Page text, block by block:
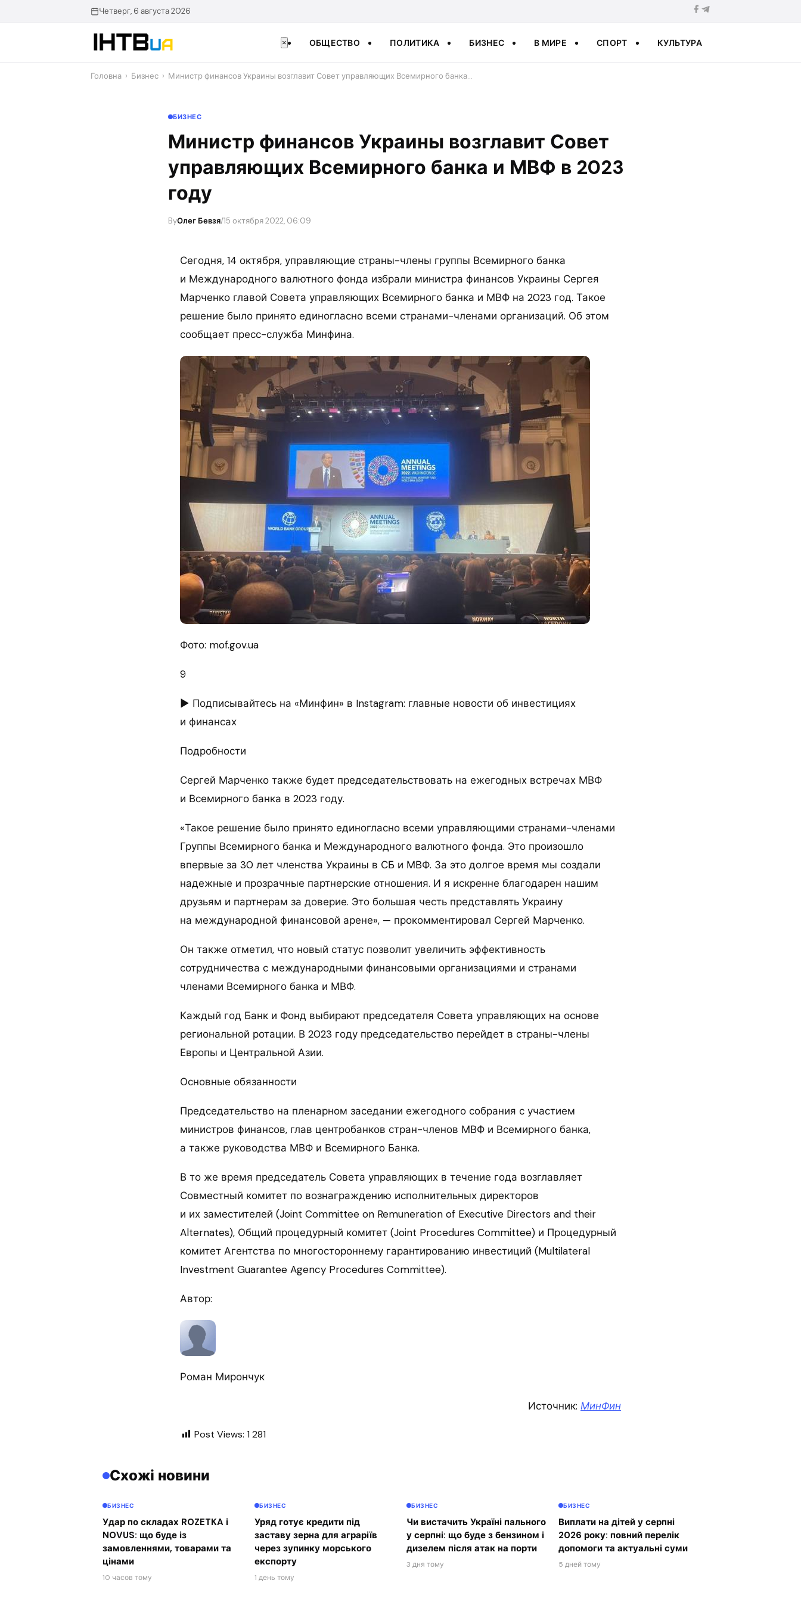
Четверг, 6 августа 2026
× ОБЩЕСТВО ПОЛИТИКА БИЗНЕС В МИРЕ СПОРТ КУЛЬТУРА
Головна › Бизнес › Министр финансов Украины возглавит Совет управляющих Всемирного банка…
БИЗНЕС
Министр финансов Украины возглавит Совет
управляющих Всемирного банка и МВФ в 2023
году
ByОлег Бевзя/15 октября 2022, 06:09
Сегодня, 14 октября, управляющие страны-члены группы Всемирного банка
и Международного валютного фонда избрали министра финансов Украины Сергея
Марченко главой Совета управляющих Всемирного банка и МВФ на 2023 год. Такое
решение было принято единогласно всеми странами-членами организаций. Об этом
сообщает пресс-служба Минфина.
Фото: mof.gov.ua
9
► Подписывайтесь на «Минфин» в Instagram: главные новости об инвестициях
и финансах
Подробности
Сергей Марченко также будет председательствовать на ежегодных встречах МВФ
и Всемирного банка в 2023 году.
«Такое решение было принято единогласно всеми управляющими странами-членами
Группы Всемирного банка и Международного валютного фонда. Это произошло
впервые за 30 лет членства Украины в СБ и МВФ. За это долгое время мы создали
надежные и прозрачные партнерские отношения. И я искренне благодарен нашим
друзьям и партнерам за доверие. Это большая честь представлять Украину
на международной финансовой арене», — прокомментировал Сергей Марченко.
Он также отметил, что новый статус позволит увеличить эффективность
сотрудничества с международными финансовыми организациями и странами
членами Всемирного банка и МВФ.
Каждый год Банк и Фонд выбирают председателя Совета управляющих на основе
региональной ротации. В 2023 году председательство перейдет в страны-члены
Европы и Центральной Азии.
Основные обязанности
Председательство на пленарном заседании ежегодного собрания с участием
министров финансов, глав центробанков стран-членов МВФ и Всемирного банка,
а также руководства МВФ и Всемирного Банка.
В то же время председатель Совета управляющих в течение года возглавляет
Совместный комитет по вознаграждению исполнительных директоров
и их заместителей (Joint Committee on Remuneration of Executive Directors and their
Alternates), Общий процедурный комитет (Joint Procedures Committee) и Процедурный
комитет Агентства по многостороннему гарантированию инвестиций (Multilateral
Investment Guarantee Agency Procedures Committee).
Автор:
Роман Мирончук
Источник: МинФин
Post Views: 1 281
Схожі новини
БИЗНЕС
Удар по складах ROZETKA і
NOVUS: що буде із
замовленнями, товарами та
цінами
10 часов тому
БИЗНЕС
Уряд готує кредити під
заставу зерна для аграріїв
через зупинку морського
експорту
1 день тому
БИЗНЕС
Чи вистачить Україні пального
у серпні: що буде з бензином і
дизелем після атак на порти
3 дня тому
БИЗНЕС
Виплати на дітей у серпні
2026 року: повний перелік
допомоги та актуальні суми
5 дней тому